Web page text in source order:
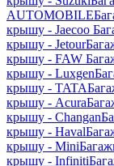
AUTOMOBILE
крышу - Jaecoo
крышу - Jetour
крышу - FAW
крышу - Luxgen
крышу - TATA
крышу - Acura
крышу - Changan
крышу - Haval
крышу - Mini
крышу - Infiniti